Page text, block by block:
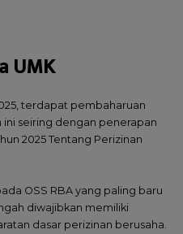
UMK
terdapat pembaharuan
ini seiring dengan penerapan
2025 Tentang Perizinan
OSS RBA yang paling baru
diwajibkan memiliki
dasar perizinan berusaha.